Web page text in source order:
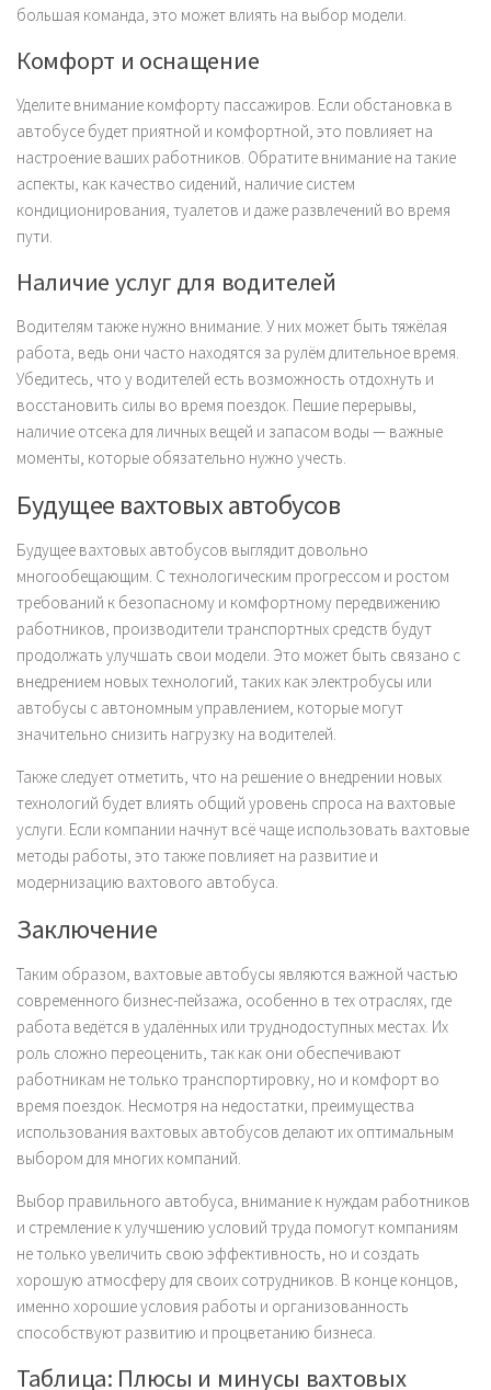
большая команда, это может влиять на выбор модели.
Комфорт и оснащение
Уделите внимание комфорту пассажиров. Если обстановка в
автобусе будет приятной и комфортной, это повлияет на
настроение ваших работников. Обратите внимание на такие
аспекты, как качество сидений, наличие систем
кондиционирования, туалетов и даже развлечений во время
пути.
Наличие услуг для водителей
Водителям также нужно внимание. У них может быть тяжёлая
работа, ведь они часто находятся за рулём длительное время.
Убедитесь, что у водителей есть возможность отдохнуть и
восстановить силы во время поездок. Пешие перерывы,
наличие отсека для личных вещей и запасом воды — важные
моменты, которые обязательно нужно учесть.
Будущее вахтовых автобусов
Будущее вахтовых автобусов выглядит довольно
многообещающим. С технологическим прогрессом и ростом
требований к безопасному и комфортному передвижению
работников, производители транспортных средств будут
продолжать улучшать свои модели. Это может быть связано с
внедрением новых технологий, таких как электробусы или
автобусы с автономным управлением, которые могут
значительно снизить нагрузку на водителей.
Также следует отметить, что на решение о внедрении новых
технологий будет влиять общий уровень спроса на вахтовые
услуги. Если компании начнут всё чаще использовать вахтовые
методы работы, это также повлияет на развитие и
модернизацию вахтового автобуса.
Заключение
Таким образом, вахтовые автобусы являются важной частью
современного бизнес-пейзажа, особенно в тех отраслях, где
работа ведётся в удалённых или труднодоступных местах. Их
роль сложно переоценить, так как они обеспечивают
работникам не только транспортировку, но и комфорт во
время поездок. Несмотря на недостатки, преимущества
использования вахтовых автобусов делают их оптимальным
выбором для многих компаний.
Выбор правильного автобуса, внимание к нуждам работников
и стремление к улучшению условий труда помогут компаниям
не только увеличить свою эффективность, но и создать
хорошую атмосферу для своих сотрудников. В конце концов,
именно хорошие условия работы и организованность
способствуют развитию и процветанию бизнеса.
Таблица: Плюсы и минусы вахтовых